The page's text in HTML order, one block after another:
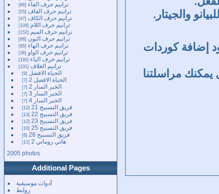
ترانيم حرف الفاء 66
ترانيم حرف القاف 55
ترانيم حرف الكاف 47
ترانيم حرف اللام 109
ترانيم حرف الميم 152
ترانيم حرف النون 66
ترانيم حرف الهاء 85
ترانيم حرف الواو 36
ترانيم حرف الياء 192
ترانيم الغلاف 101
الحياة الافضل 9
الحياة الافضل 2 7
الخبر السار 2 7
الخبر السار 3 7
الخبر السار 4 7
فريق التسبيح 21 12
فريق التسبيح 22 13
فريق التسبيح 23 12
فريق التسبيح 25 10
فريق التسبيح 26 6
هاني روماني 2 11
2005 photos
Additional Pages
أدوات موسيقية
روابط
والجيتار.
إضافة كوردات
يمكنك مراسلتنا